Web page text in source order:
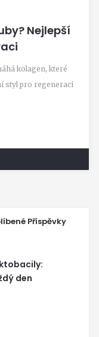
Nejlepší
kolagen, které
styl pro regeneraci
Příspěvky
den